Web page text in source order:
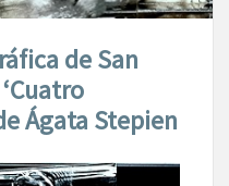
de San
Ágata Stepien